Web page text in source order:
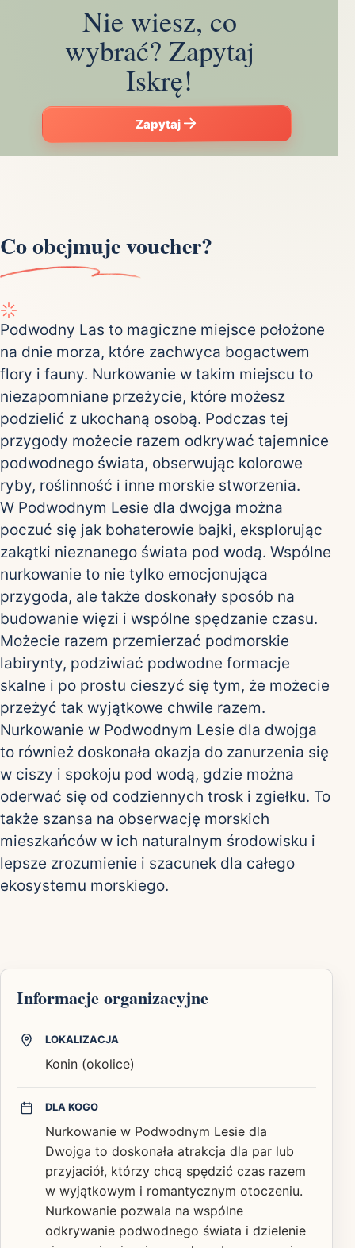
Nie wiesz, co
wybrać? Zapytaj
Iskrę!
Zapytaj
Co obejmuje voucher?
Podwodny Las to magiczne miejsce położone
na dnie morza, które zachwyca bogactwem
flory i fauny. Nurkowanie w takim miejscu to
niezapomniane przeżycie, które możesz
podzielić z ukochaną osobą. Podczas tej
przygody możecie razem odkrywać tajemnice
podwodnego świata, obserwując kolorowe
ryby, roślinność i inne morskie stworzenia.
W Podwodnym Lesie dla dwojga można
poczuć się jak bohaterowie bajki, eksplorując
zakątki nieznanego świata pod wodą. Wspólne
nurkowanie to nie tylko emocjonująca
przygoda, ale także doskonały sposób na
budowanie więzi i wspólne spędzanie czasu.
Możecie razem przemierzać podmorskie
labirynty, podziwiać podwodne formacje
skalne i po prostu cieszyć się tym, że możecie
przeżyć tak wyjątkowe chwile razem.
Nurkowanie w Podwodnym Lesie dla dwojga
to również doskonała okazja do zanurzenia się
w ciszy i spokoju pod wodą, gdzie można
oderwać się od codziennych trosk i zgiełku. To
także szansa na obserwację morskich
mieszkańców w ich naturalnym środowisku i
lepsze zrozumienie i szacunek dla całego
ekosystemu morskiego.
Informacje organizacyjne
LOKALIZACJA
Konin (okolice)
DLA KOGO
Nurkowanie w Podwodnym Lesie dla
Dwojga to doskonała atrakcja dla par lub
przyjaciół, którzy chcą spędzić czas razem
w wyjątkowym i romantycznym otoczeniu.
Nurkowanie pozwala na wspólne
odkrywanie podwodnego świata i dzielenie